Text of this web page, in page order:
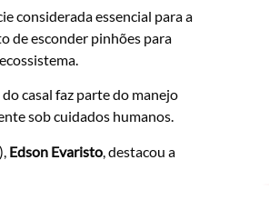
considerada essencial para a
de esconder pinhões para
casal faz parte do manejo
sob cuidados humanos.
Edson Evaristo , destacou a